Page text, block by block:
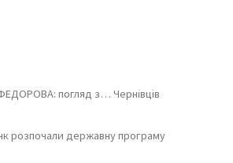
погляд з… Чернівців
розпочали державну програму